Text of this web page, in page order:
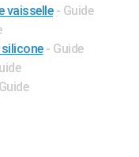
vaisselle - Guide
- Guide